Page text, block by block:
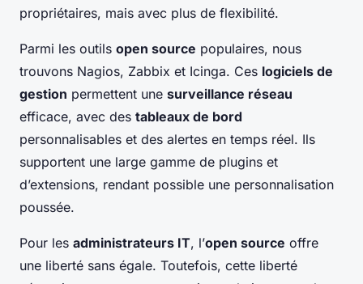
propriétaires, mais avec plus de flexibilité.
Parmi les outils open source populaires, nous
trouvons Nagios, Zabbix et Icinga. Ces logiciels de
gestion permettent une surveillance réseau
efficace, avec des tableaux de bord
personnalisables et des alertes en temps réel. Ils
supportent une large gamme de plugins et
d’extensions, rendant possible une personnalisation
poussée.
Pour les administrateurs IT, l’open source offre
une liberté sans égale. Toutefois, cette liberté